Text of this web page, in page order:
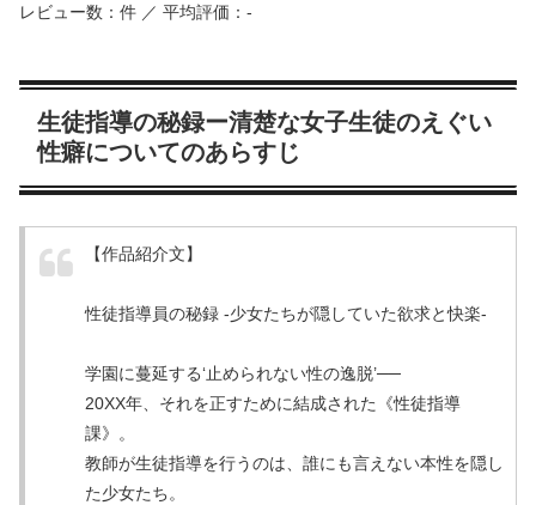
レビュー数：件 ／ 平均評価：-
生徒指導の秘録ー清楚な女子生徒のえぐい
性癖についてのあらすじ
【作品紹介文】
性徒指導員の秘録 -少女たちが隠していた欲求と快楽-
学園に蔓延する‘止められない性の逸脱’──
20XX年、それを正すために結成された《性徒指導
課》。
教師が生徒指導を行うのは、誰にも言えない本性を隠し
た少女たち。